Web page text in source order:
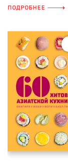
ПОДРОБНЕЕ